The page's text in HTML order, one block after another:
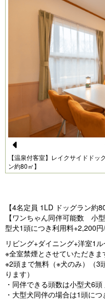
Pr
e
o
u
s
【温泉付客室】レイクサイドド
ン約80㎡】
【4名定員 1LD ドッグラン約
【ワンちゃん同伴可能数 小
型犬1頭につき利用料+2,200円/
リビング+ダイニング+洋室1
※全室禁煙とさせていただきま
※2頭まで無料（※犬のみ）（3
ります）
・同伴できる頭数は小型犬6頭
・大型犬同伴の場合は1頭に